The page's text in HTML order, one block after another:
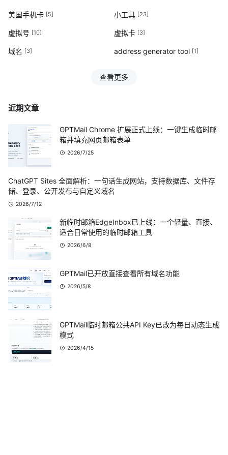
美国手机卡 [5] 小工具 [23]
虚拟号 [10] 虚拟卡 [3]
域名 [3] address generator tool [1]
查看更多
近期文章
GPTMail Chrome 扩展正式上线：一键生成临时邮
箱并填充网页邮箱表单
2026/7/25
ChatGPT Sites 全面解析：一句话生成网站，支持数据库、文件存
储、登录、公开发布与自定义域名
2026/7/12
新临时邮箱EdgeInbox已上线：一个轻量、直接、
适合日常使用的临时邮箱工具
2026/6/8
GPTMail已开放直接查看所有域名功能
2026/5/8
GPTMail临时邮箱公共API Key已改为每日动态生成
模式
2026/4/15